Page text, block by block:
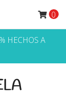
HECHOS A
0